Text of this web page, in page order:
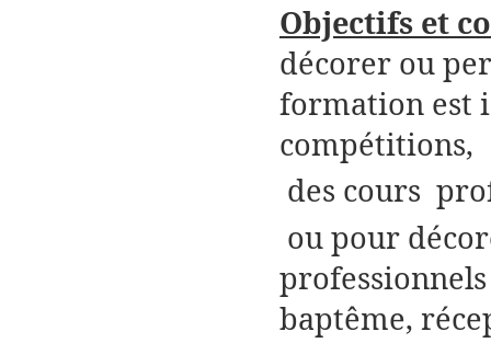
Objectifs et
décorer ou
formation est
compétitions,
des cours
ou pour
professionnels
baptême,